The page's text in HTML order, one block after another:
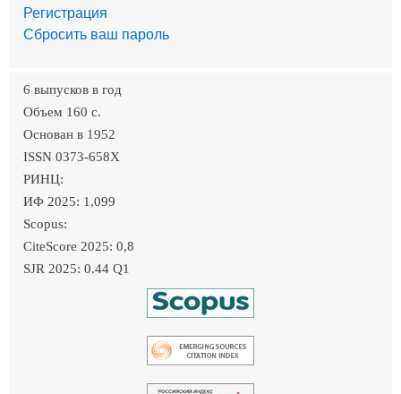
Регистрация
Сбросить ваш пароль
6 выпусков в год
Объем 160 c.
Основан в 1952
ISSN 0373-658X
РИНЦ:
ИФ 2025: 1,099
Scopus:
CiteScore 2025: 0,8
SJR 2025: 0.44 Q1